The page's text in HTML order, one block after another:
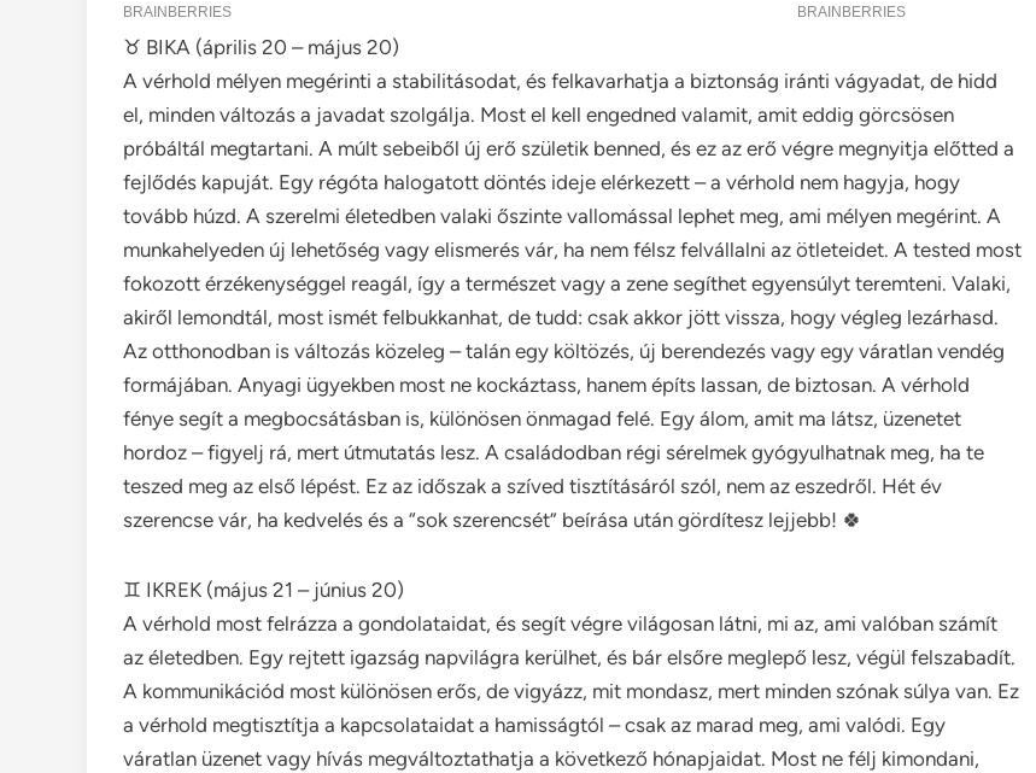
♉ BIKA (április 20 – május 20)
A vérhold mélyen megérinti a stabilitásodat, és felkavarhatja a biztonság iránti vágyadat, de hidd
el, minden változás a javadat szolgálja. Most el kell engedned valamit, amit eddig görcsösen
próbáltál megtartani. A múlt sebeiből új erő születik benned, és ez az erő végre megnyitja előtted a
fejlődés kapuját. Egy régóta halogatott döntés ideje elérkezett – a vérhold nem hagyja, hogy
tovább húzd. A szerelmi életedben valaki őszinte vallomással lephet meg, ami mélyen megérint. A
munkahelyeden új lehetőség vagy elismerés vár, ha nem félsz felvállalni az ötleteidet. A tested most
fokozott érzékenységgel reagál, így a természet vagy a zene segíthet egyensúlyt teremteni. Valaki,
akiről lemondtál, most ismét felbukkanhat, de tudd: csak akkor jött vissza, hogy végleg lezárhasd.
Az otthonodban is változás közeleg – talán egy költözés, új berendezés vagy egy váratlan vendég
formájában. Anyagi ügyekben most ne kockáztass, hanem építs lassan, de biztosan. A vérhold
fénye segít a megbocsátásban is, különösen önmagad felé. Egy álom, amit ma látsz, üzenetet
hordoz – figyelj rá, mert útmutatás lesz. A családodban régi sérelmek gyógyulhatnak meg, ha te
teszed meg az első lépést. Ez az időszak a szíved tisztításáról szól, nem az eszedről. Hét év
szerencse vár, ha kedvelés és a “sok szerencsét” beírása után gördítesz lejjebb! 🍀
♊ IKREK (május 21 – június 20)
A vérhold most felrázza a gondolataidat, és segít végre világosan látni, mi az, ami valóban számít
az életedben. Egy rejtett igazság napvilágra kerülhet, és bár elsőre meglepő lesz, végül felszabadít.
A kommunikációd most különösen erős, de vigyázz, mit mondasz, mert minden szónak súlya van. Ez
a vérhold megtisztítja a kapcsolataidat a hamisságtól – csak az marad meg, ami valódi. Egy
váratlan üzenet vagy hívás megváltoztathatja a következő hónapjaidat. Most ne félj kimondani,